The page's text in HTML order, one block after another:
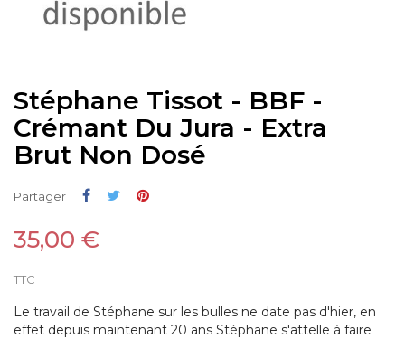
Stéphane Tissot - BBF -
Crémant Du Jura - Extra
Brut Non Dosé
Partager Partager
Tweet
35,00 €
TTC
Le travail de Stéphane sur les bulles ne date pas d'hier, en
effet depuis maintenant 20 ans Stéphane s'attelle à faire